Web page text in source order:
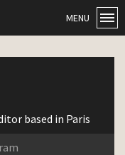
MENU
based in Paris